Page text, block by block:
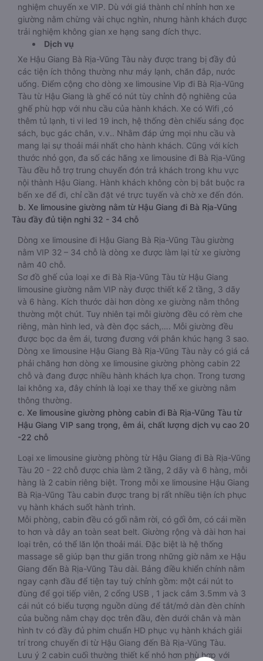
nghiệm chuyến xe VIP. Dù với giá thành chỉ nhỉnh hơn xe
giường nằm chừng vài chục nghìn, nhưng hành khách được
trải nghiệm không gian xe hạng sang đích thực.
Dịch vụ
Xe Hậu Giang Bà Rịa-Vũng Tàu này được trang bị đầy đủ
các tiện ích thông thường như máy lạnh, chăn đắp, nước
uống. Điểm cộng cho dòng xe limousine Vip đi Bà Rịa-Vũng
Tàu từ Hậu Giang là ghế có nút tùy chỉnh độ nghiêng của
ghế phù hợp với nhu cầu của hành khách. Xe có Wifi ,có
thêm tủ lạnh, ti vi led 19 inch, hệ thống đèn chiếu sáng đọc
sách, bục gác chân, v.v.. Nhằm đáp ứng mọi nhu cầu và
mang lại sự thoải mái nhất cho hành khách. Cũng với kích
thước nhỏ gọn, đa số các hãng xe limousine đi Bà Rịa-Vũng
Tàu đều hỗ trợ trung chuyển đón trả khách trong khu vực
nội thành Hậu Giang. Hành khách không còn bị bắt buộc ra
bến xe để đi, chỉ cần đặt vé trực tuyến và chờ xe đến đón.
b. Xe limousine giường nằm từ Hậu Giang đi Bà Rịa-Vũng
Tàu đầy đủ tiện nghi 32 - 34 chỗ
Dòng xe limousine đi Hậu Giang Bà Rịa-Vũng Tàu giường
nằm VIP 32 – 34 chỗ là dòng xe được làm lại từ xe giường
nằm 40 chỗ.
Sơ đồ ghế của loại xe đi Bà Rịa-Vũng Tàu từ Hậu Giang
limousine giường nằm VIP này được thiết kế 2 tầng, 3 dãy
và 6 hàng. Kích thước dài hơn dòng xe giường nằm thông
thường một chút. Tuy nhiên tại mỗi giường đều có rèm che
riêng, màn hình led, và đèn đọc sách,…. Mỗi giường đều
được bọc da êm ái, tương đương với phân khúc hạng 3 sao.
Dòng xe limousine Hậu Giang Bà Rịa-Vũng Tàu này có giá cả
phải chăng hơn dòng xe limousine giường phòng cabin 22
chỗ và đang được nhiều hành khách lựa chọn. Trong tương
lai không xa, đây chính là loại xe thay thế xe giường nằm
thông thường.
c. Xe limousine giường phòng cabin đi Bà Rịa-Vũng Tàu từ
Hậu Giang VIP sang trọng, êm ái, chất lượng dịch vụ cao 20
-22 chỗ
Loại xe limousine giường phòng từ Hậu Giang đi Bà Rịa-Vũng
Tàu 20 - 22 chỗ được chia làm 2 tầng, 2 dãy và 6 hàng, mỗi
hàng là 2 cabin riêng biệt. Trong mỗi xe limousine Hậu Giang
Bà Rịa-Vũng Tàu cabin được trang bị rất nhiều tiện ích phục
vụ hành khách suốt hành trình.
Mỗi phòng, cabin đều có gối nằm rời, có gối ôm, có cái mền
to hơn và dây an toàn seat belt. Giường rộng và dài hơn hai
loại trên, có thể lăn lộn thoải mái. Đặc biệt là hệ thống
massage sẽ giúp bạn thư giãn trong những giờ nằm xe Hậu
Giang đến Bà Rịa-Vũng Tàu dài. Bảng điều khiển chính nằm
ngay cạnh đầu để tiện tay tuỳ chỉnh gồm: một cái nút to
đùng để gọi tiếp viên, 2 cổng USB , 1 jack cắm 3.5mm và 3
cái nút có biểu tượng nguồn dùng để tắt/mở dàn đèn chính
của buồng nằm chạy dọc trên đầu, đèn dưới chân và màn
hình tv có đầy đủ phim chuẩn HD phục vụ hành khách giải
trí trong chuyến đi từ Hậu Giang đến Bà Rịa-Vũng Tàu.
Lưu ý 2 cabin cuối thường thiết kế nhỏ hơn phù hợp với